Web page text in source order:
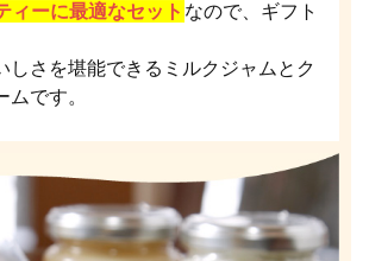
ィーに最適なセット なので、ギフト
しさを堪能できるミルクジャムとク
ムです。